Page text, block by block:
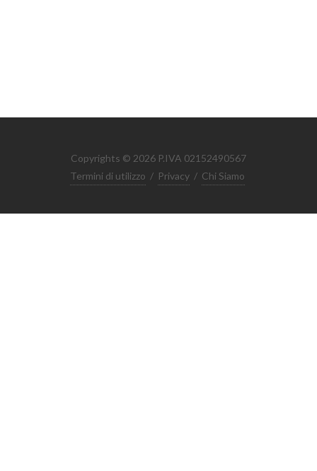
Copyrights © 2026 P.IVA 02152490567
Termini di utilizzo / Privacy / Chi Siamo